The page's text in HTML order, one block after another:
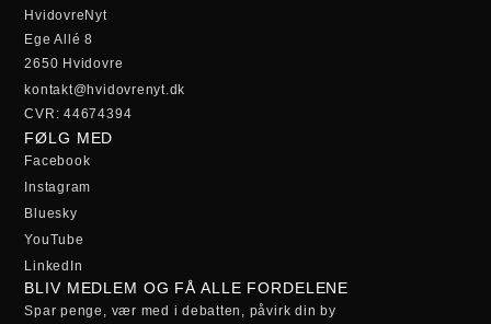
HvidovreNyt
Ege Allé 8
2650 Hvidovre
kontakt@hvidovrenyt.dk
CVR: 44674394
FØLG MED
Facebook
Instagram
Bluesky
YouTube
LinkedIn
BLIV MEDLEM OG FÅ ALLE FORDELENE
Spar penge, vær med i debatten, påvirk din by